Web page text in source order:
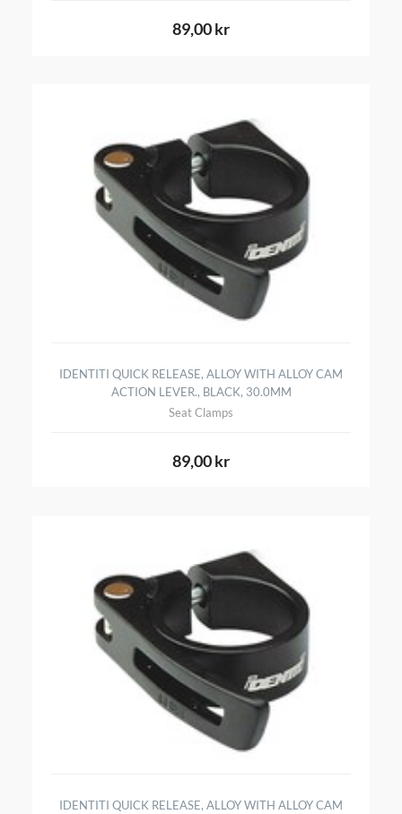
89,00 kr
IDENTITI QUICK RELEASE, ALLOY WITH ALLOY CAM
ACTION LEVER., BLACK, 30.0MM
Seat Clamps
89,00 kr
IDENTITI QUICK RELEASE, ALLOY WITH ALLOY CAM